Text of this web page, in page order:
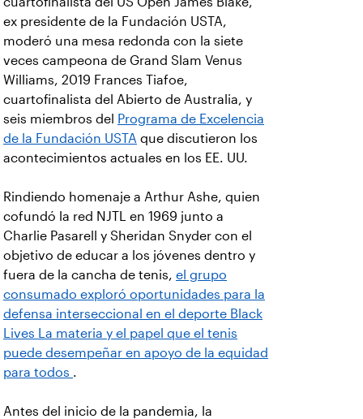
ex presidente de la Fundación USTA,
moderó una mesa redonda con la siete
veces campeona de Grand Slam Venus
Williams, 2019 Frances Tiafoe,
cuartofinalista del Abierto de Australia, y
seis miembros del Programa de Excelencia
de la Fundación USTA que discutieron los
acontecimientos actuales en los EE. UU.
Rindiendo homenaje a Arthur Ashe, quien
cofundó la red NJTL en 1969 junto a
Charlie Pasarell y Sheridan Snyder con el
objetivo de educar a los jóvenes dentro y
fuera de la cancha de tenis, el grupo
consumado exploró oportunidades para la
defensa interseccional en el deporte Black
Lives La materia y el papel que el tenis
puede desempeñar en apoyo de la equidad
para todos .
Antes del inicio de la pandemia, la